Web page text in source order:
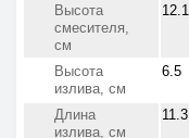
Высота
смесителя,
см
12.1
Высота
излива, см
6.5
Длина
излива, см
11.3